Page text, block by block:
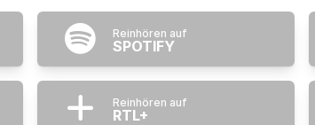
Reinhören auf
SPOTIFY
Reinhören auf
RTL+